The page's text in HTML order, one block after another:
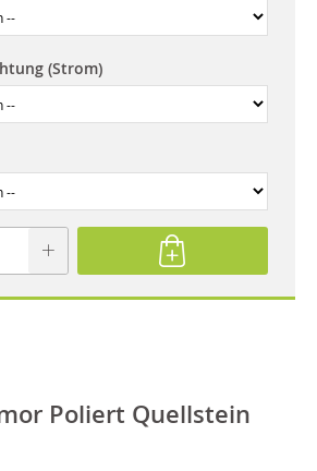
(Strom)
Poliert Quellstein